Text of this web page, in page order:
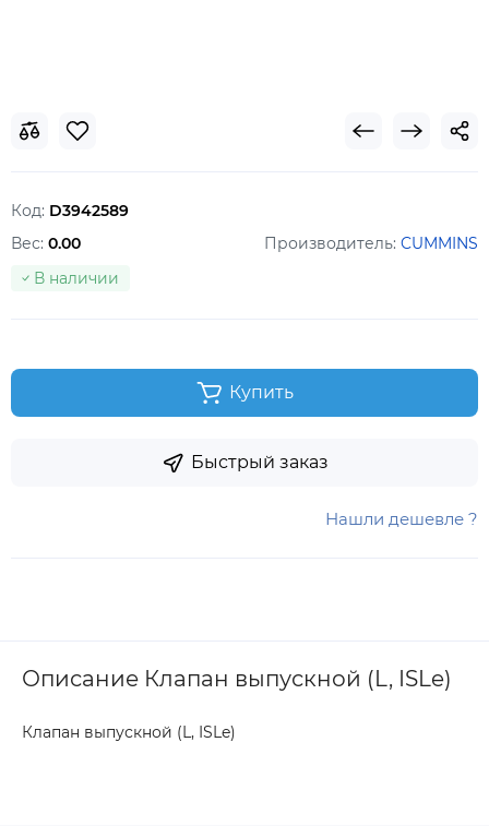
Код: D3942589
Производитель: CUMMINS
В наличии
Вес: 0.00
Купить
Быстрый заказ
Нашли дешевле ?
Описание Клапан выпускной (L, ISLe)
Клапан выпускной (L, ISLe)